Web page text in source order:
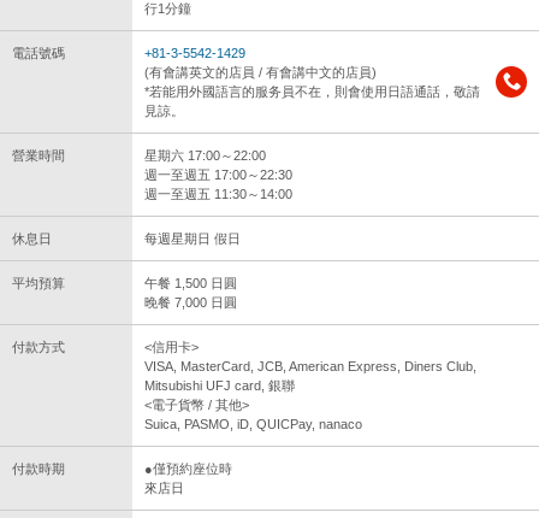
行1分鐘
電話號碼
+81-3-5542-1429
(有會講英文的店員 / 有會講中文的店員)
*若能用外國語言的服务員不在，則會使用日語通話，敬請
見諒。
營業時間
星期六 17:00～22:00
週一至週五 17:00～22:30
週一至週五 11:30～14:00
休息日 每週星期日 假日
平均預算
午餐 1,500 日圓
晚餐 7,000 日圓
付款方式
<信用卡>
VISA, MasterCard, JCB, American Express, Diners Club,
Mitsubishi UFJ card, 銀聯
<電子貨幣 / 其他>
Suica, PASMO, iD, QUICPay, nanaco
付款時期
●僅預約座位時
來店日